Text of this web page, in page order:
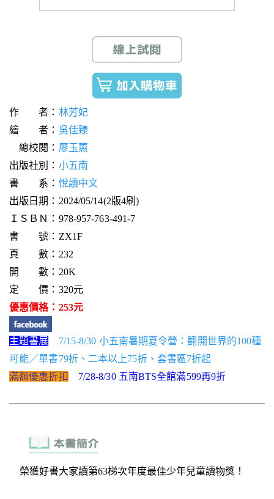
作 者： 林芳妃
繪 者： 吳佳臻
總校閱： 廖玉蕙
出版社別： 小五南
書 系： 悅讀中文
出版日期：2024/05/14(2版4刷)
ＩＳＢＮ：978-957-763-491-7
書 號：ZX1F
頁 數：232
開 數：20K
定 價：320元
優惠價格：253元
主題書展
7/15-8/30 小五南暑期夏令營：翻開世界的100種
可能／單書79折、二本以上75折、套書區7折起
滿額優惠折扣
7/28-8/30 五南BTS全館滿599再9折